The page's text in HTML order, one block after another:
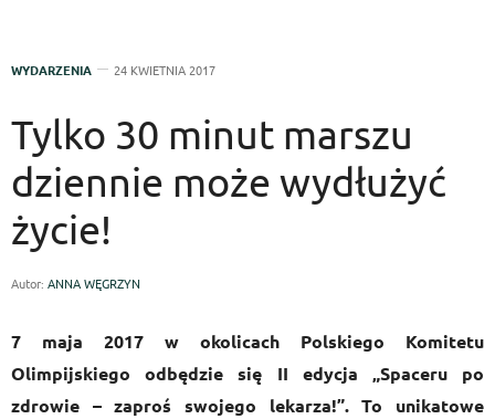
WYDARZENIA 24 KWIETNIA 2017
Tylko 30 minut marszu
dziennie może wydłużyć
życie!
Autor: ANNA WĘGRZYN
7 maja 2017 w okolicach Polskiego Komitetu
Olimpijskiego odbędzie się II edycja „Spaceru po
zdrowie – zaproś swojego lekarza!”. To unikatowe